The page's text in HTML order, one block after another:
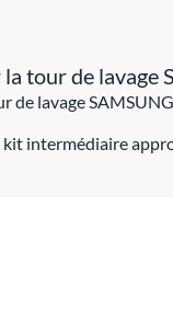
tour de lavage
de lavage
intermédiaire